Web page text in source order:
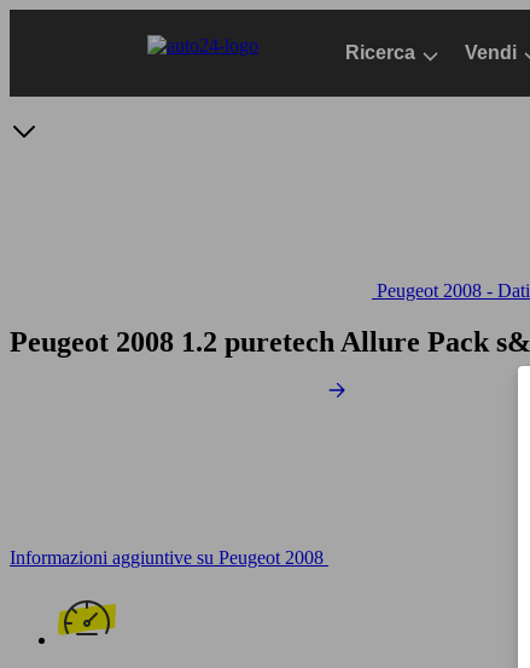
Ricerca Vendi
Peugeot 2008 -
Peugeot 2008 1.2 puretech Allure Pack
Informazioni aggiuntive su Peugeot 2008